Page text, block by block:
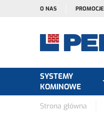
O NAS PROMOCJE
SYSTEMY
KOMINOWE
Strona główna